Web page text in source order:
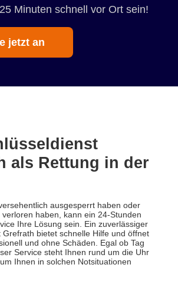
Minuten schnell vor Ort sein!
jetzt an
als Rettung in der
ausgesperrt haben oder
verloren haben, kann ein 24-Stunden
Ihre Lösung sein. Ein zuverlässiger
Grefrath bietet schnelle Hilfe und öffnet
und ohne Schäden. Egal ob Tag
Service steht Ihnen rund um die Uhr
Ihnen in solchen Notsituationen